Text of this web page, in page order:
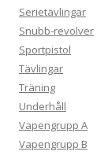
Serietävlingar
Snubb-revolver
Sportpistol
Tävlingar
Träning
Underhåll
Vapengrupp A
Vapengrupp B